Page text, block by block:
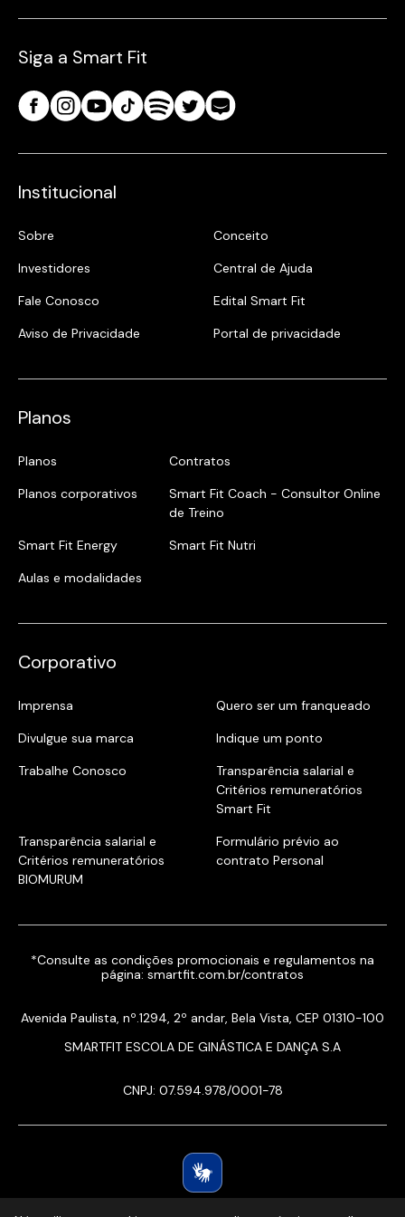
Siga a Smart Fit
Institucional
Sobre
Conceito
Investidores
Central de Ajuda
Fale Conosco
Edital Smart Fit
Aviso de Privacidade
Portal de privacidade
Planos
Planos
Contratos
Planos corporativos
Smart Fit Coach - Consultor Online
de Treino
Smart Fit Energy
Smart Fit Nutri
Aulas e modalidades
Corporativo
Imprensa
Quero ser um franqueado
Divulgue sua marca
Indique um ponto
Trabalhe Conosco
Transparência salarial e
Critérios remuneratórios
Smart Fit
Transparência salarial e
Critérios remuneratórios
BIOMURUM
Formulário prévio ao
contrato Personal
*Consulte as condições promocionais e regulamentos na
página: smartfit.com.br/contratos
Avenida Paulista, nº.1294, 2º andar, Bela Vista, CEP 01310-100
SMARTFIT ESCOLA DE GINÁSTICA E DANÇA S.A
CNPJ: 07.594.978/0001-78